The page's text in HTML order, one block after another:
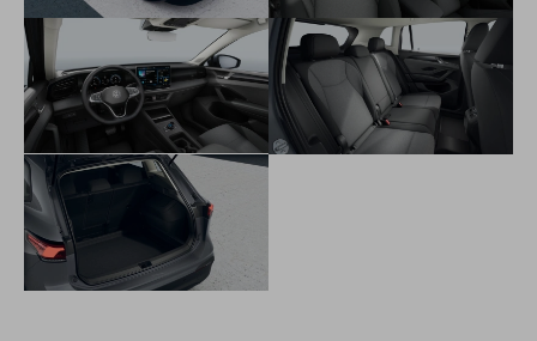
Priprava na alkoholtester
Upozornenie na prekročenie rýchlosti
Driving experience control - otočný ovládač na stredovej
konzole s 3 funkciami
Imobilizér
Elektromechanický posilňovač riadenia s premenlivým
účinkom v závislosti na rýchlosti
Elektronická parkovacia brzda s funkciou AUTO-HOLD
Asistent rozjazdu do kopca
Asistent zjazdu z kopca (pre 4MOTION)